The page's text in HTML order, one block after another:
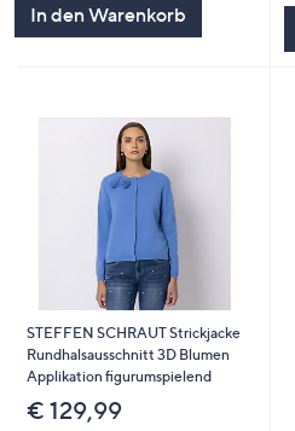
In den Warenkorb
STEFFEN SCHRAUT Strickjacke
Rundhalsausschnitt 3D Blumen
Applikation figurumspielend
€ 129,99